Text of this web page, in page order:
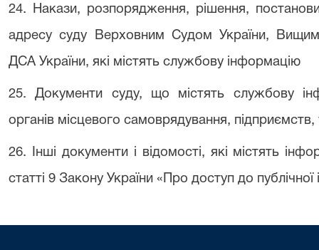
24. Накази, розпорядження, рішення,
адресу суду Верховним Судом України,
ДСА України, які містять службову інформацію
25. Документи суду, що містять службову
органів місцевого самоврядування, підприємств,
26. Інші документи і відомості, які містять
статті 9 Закону України «Про доступ до публічної